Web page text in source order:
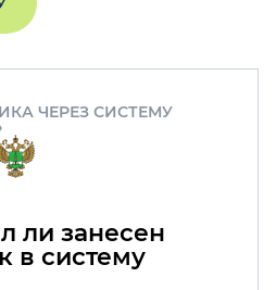
ЧЕРЕЗ СИСТЕМУ
ли занесен
в систему